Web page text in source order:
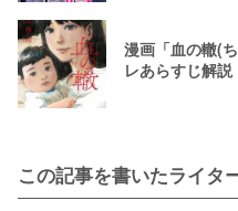
漫画「血の轍(
レあらすじ解説
この記事を書いたライタ